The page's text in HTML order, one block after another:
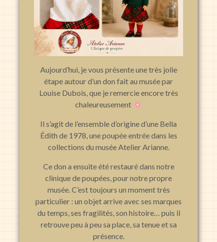
Aujourd’hui, je vous présente une très jolie
étape autour d’un don fait au musée par
Louise Dubois, que je remercie encore très
chaleureusement
Il s’agit de l’ensemble d’origine d’une Bella
Édith de 1978, une poupée entrée dans les
collections du musée Atelier Arianne.
Ce don a ensuite été restauré dans notre
clinique de poupées, pour notre propre
musée. C’est toujours un moment très
particulier : un objet arrive avec ses marques
du temps, ses fragilités, son histoire… puis il
retrouve peu à peu sa place, sa tenue et sa
présence.